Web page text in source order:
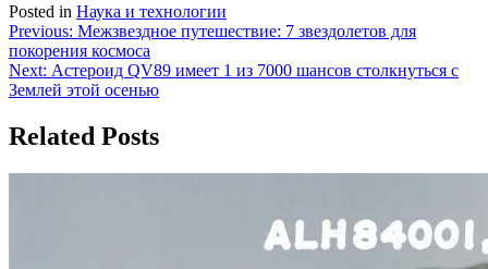
Posted in Наука и технологии
Навигация
по
записям
Previous: Межзвездное путешествие: 7 звездолетов для
покорения космоса
Next: Астероид QV89 имеет 1 из 7000 шансов столкнуться с
Землей этой осенью
Related Posts